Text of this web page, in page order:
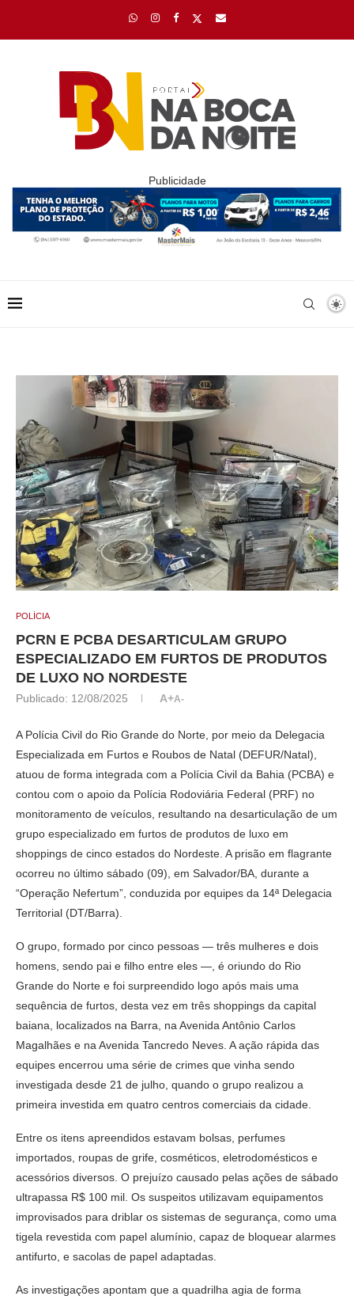
Publicidade
POLÍCIA
PCRN E PCBA DESARTICULAM GRUPO
ESPECIALIZADO EM FURTOS DE PRODUTOS
DE LUXO NO NORDESTE
Publicado: 12/08/2025 A+A-
A Polícia Civil do Rio Grande do Norte, por meio da Delegacia
Especializada em Furtos e Roubos de Natal (DEFUR/Natal),
atuou de forma integrada com a Polícia Civil da Bahia (PCBA) e
contou com o apoio da Polícia Rodoviária Federal (PRF) no
monitoramento de veículos, resultando na desarticulação de um
grupo especializado em furtos de produtos de luxo em
shoppings de cinco estados do Nordeste. A prisão em flagrante
ocorreu no último sábado (09), em Salvador/BA, durante a
“Operação Nefertum”, conduzida por equipes da 14ª Delegacia
Territorial (DT/Barra).
O grupo, formado por cinco pessoas — três mulheres e dois
homens, sendo pai e filho entre eles —, é oriundo do Rio
Grande do Norte e foi surpreendido logo após mais uma
sequência de furtos, desta vez em três shoppings da capital
baiana, localizados na Barra, na Avenida Antônio Carlos
Magalhães e na Avenida Tancredo Neves. A ação rápida das
equipes encerrou uma série de crimes que vinha sendo
investigada desde 21 de julho, quando o grupo realizou a
primeira investida em quatro centros comerciais da cidade.
Entre os itens apreendidos estavam bolsas, perfumes
importados, roupas de grife, cosméticos, eletrodomésticos e
acessórios diversos. O prejuízo causado pelas ações de sábado
ultrapassa R$ 100 mil. Os suspeitos utilizavam equipamentos
improvisados para driblar os sistemas de segurança, como uma
tigela revestida com papel alumínio, capaz de bloquear alarmes
antifurto, e sacolas de papel adaptadas.
As investigações apontam que a quadrilha agia de forma